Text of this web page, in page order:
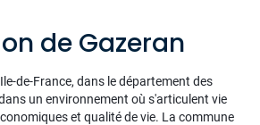
de Gazeran
de-France, dans le département des
un environnement où s'articulent vie
et qualité de vie. La commune